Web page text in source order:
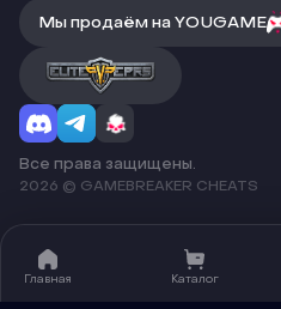
Главная Каталог
Мы продаём на YOUGAME
Все права защищены.
2026 © GAMEBREAKER CHEATS